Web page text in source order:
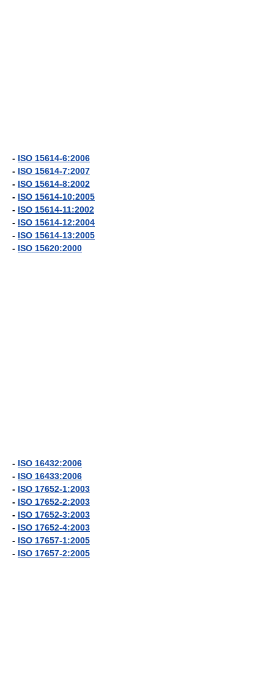
- ISO 15614-6:2006
- ISO 15614-7:2007
- ISO 15614-8:2002
- ISO 15614-10:2005
- ISO 15614-11:2002
- ISO 15614-12:2004
- ISO 15614-13:2005
- ISO 15620:2000
- ISO 16432:2006
- ISO 16433:2006
- ISO 17652-1:2003
- ISO 17652-2:2003
- ISO 17652-3:2003
- ISO 17652-4:2003
- ISO 17657-1:2005
- ISO 17657-2:2005